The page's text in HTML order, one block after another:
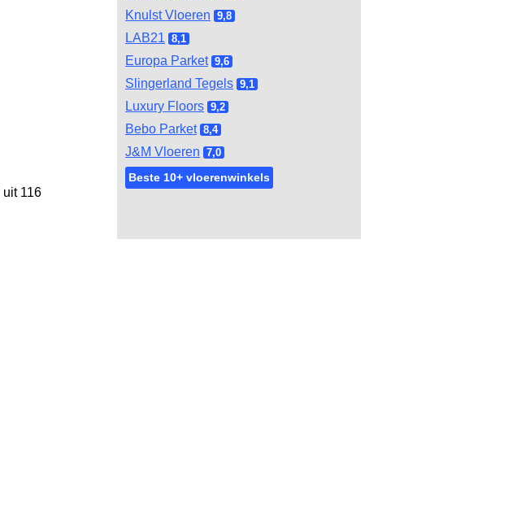
Knulst Vloeren 9,8
LAB21 8,1
Europa Parket 9,6
Slingerland Tegels 9,1
Luxury Floors 9,2
Bebo Parket 8,4
J&M Vloeren 7,0
Beste 10+ vloerenwinkels
uit 116